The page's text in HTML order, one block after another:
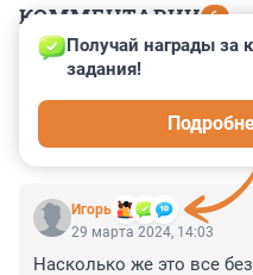
КОММЕНТАРИИ 6
Гость
Ой, неспроста это всё,
Игoрь
Получай награды за
задания!
29 марта 2024, 14:03
Насколько же это все